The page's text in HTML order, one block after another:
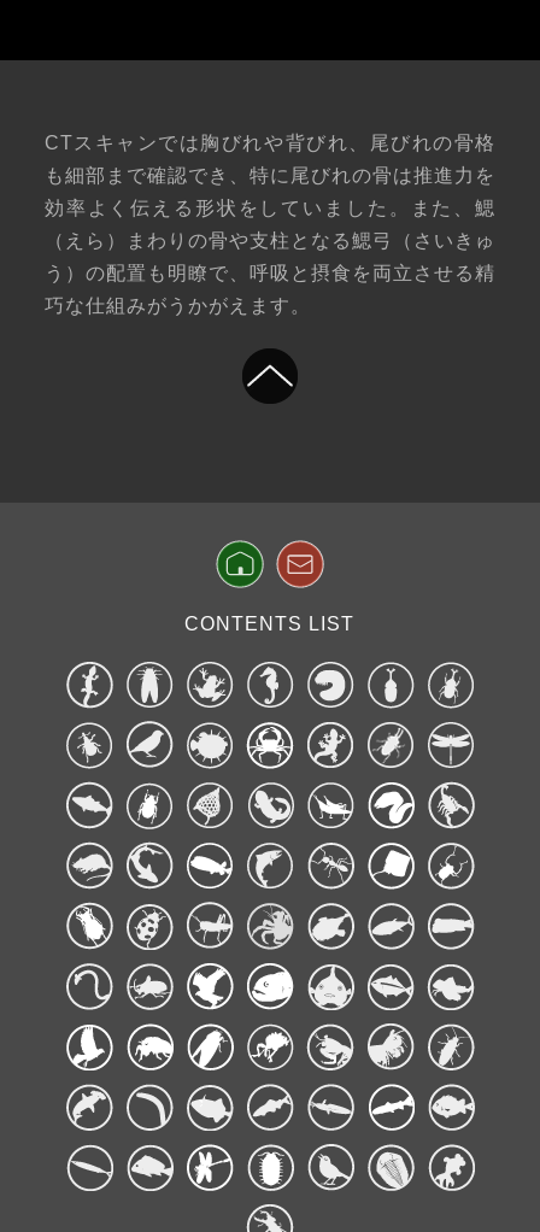
CTスキャンでは胸びれや背びれ、尾びれの骨格
も細部まで確認でき、特に尾びれの骨は推進力を
効率よく伝える形状をしていました。また、鰓
（えら）まわりの骨や支柱となる鰓弓（さいきゅ
う）の配置も明瞭で、呼吸と摂食を両立させる精
巧な仕組みがうかがえます。
CONTENTS LIST